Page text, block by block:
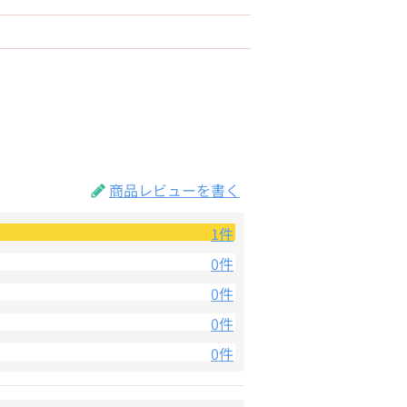
商品レビューを書く
1件
0件
0件
0件
0件